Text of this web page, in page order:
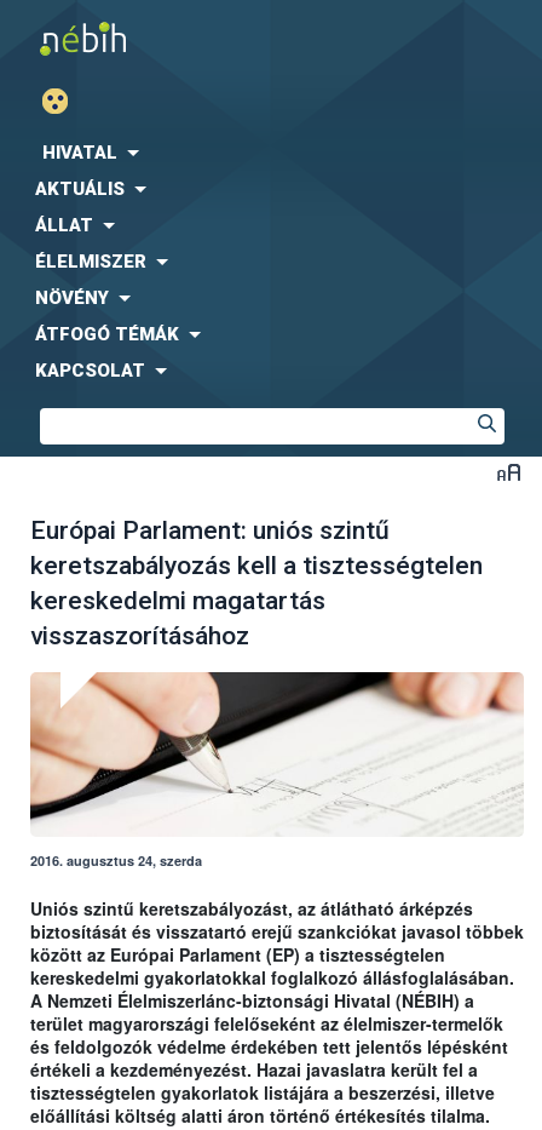
HIVATAL
AKTUÁLIS
ÁLLAT
ÉLELMISZER
NÖVÉNY
ÁTFOGÓ TÉMÁK
KAPCSOLAT
Európai Parlament: uniós szintű
keretszabályozás kell a tisztességtelen
kereskedelmi magatartás
visszaszorításához
2016. augusztus 24, szerda
Uniós szintű keretszabályozást, az átlátható árképzés
biztosítását és visszatartó erejű szankciókat javasol többek
között az Európai Parlament (EP) a tisztességtelen
kereskedelmi gyakorlatokkal foglalkozó állásfoglalásában.
A Nemzeti Élelmiszerlánc-biztonsági Hivatal (NÉBIH) a
terület magyarországi felelőseként az élelmiszer-termelők
és feldolgozók védelme érdekében tett jelentős lépésként
értékeli a kezdeményezést. Hazai javaslatra került fel a
tisztességtelen gyakorlatok listájára a beszerzési, illetve
előállítási költség alatti áron történő értékesítés tilalma.